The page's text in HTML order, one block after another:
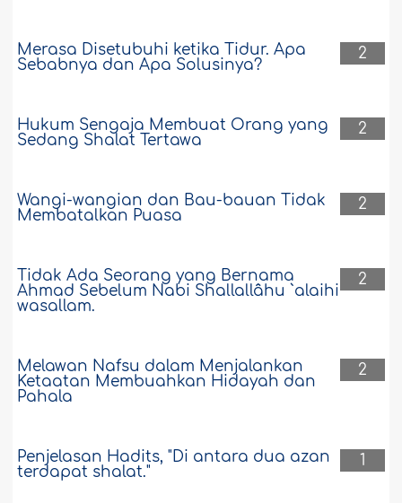
2
Merasa Disetubuhi ketika Tidur. Apa
Sebabnya dan Apa Solusinya?
2
Hukum Sengaja Membuat Orang yang
Sedang Shalat Tertawa
2
Wangi-wangian dan Bau-bauan Tidak
Membatalkan Puasa
2
Tidak Ada Seorang yang Bernama
Ahmad Sebelum Nabi Shallallâhu `alaihi
wasallam.
2
Melawan Nafsu dalam Menjalankan
Ketaatan Membuahkan Hidayah dan
Pahala
1
Penjelasan Hadits, "Di antara dua azan
terdapat shalat."